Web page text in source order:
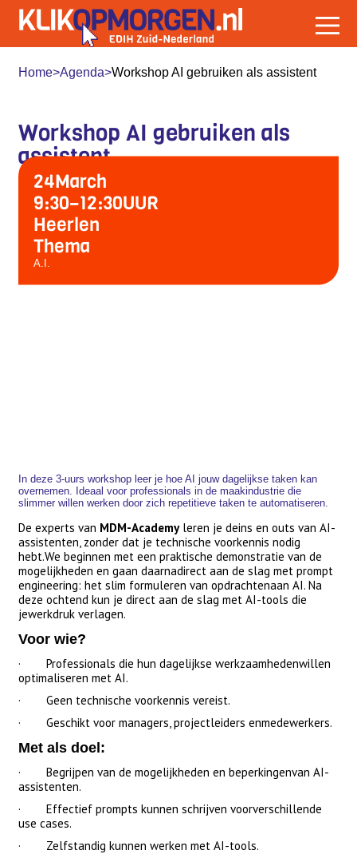
Home>Agenda>Workshop AI gebruiken als assistent
Workshop AI gebruiken als
assistent
24March
9:30–12:30UUR
Heerlen
Thema
A.I.
In deze 3-uurs workshop leer je hoe AI jouw dagelijkse taken kan
overnemen. Ideaal voor professionals in de maakindustrie die
slimmer willen werken door zich repetitieve taken te automatiseren.
De experts van MDM-Academyleren je deins en outs van AI-
assistenten, zonder dat je technische voorkennis nodig
hebt.We beginnen met een praktische demonstratie van de
mogelijkheden en gaan daarnadirect aan de slag met prompt
engineering: het slim formuleren van opdrachtenaan AI. Na
deze ochtend kun je direct aan de slag met AI-tools die
jewerkdruk verlagen.
Voor wie?
· Professionals die hun dagelijkse werkzaamhedenwillen
optimaliseren met AI.
· Geen technische voorkennis vereist.
· Geschikt voor managers, projectleiders enmedewerkers.
Met als doel:
· Begrijpen van de mogelijkheden en beperkingenvan AI-
assistenten.
· Effectief prompts kunnen schrijven voorverschillende
use cases.
· Zelfstandig kunnen werken met AI-tools.